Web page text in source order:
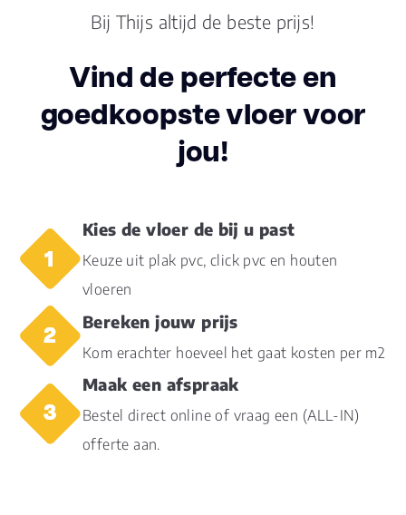
0.55
(mm)
6.0
Montage Plak PVC
Garantie 10 jaar
Bij Thijs altijd de beste prijs!
Vind de perfecte en
goedkoopste vloer voor
jou!
Kies de vloer de bij u past
Keuze uit plak pvc, click pvc en houten
vloeren
Bereken jouw prijs
Kom erachter hoeveel het gaat kosten per m2
Maak een afspraak
Bestel direct online of vraag een (ALL-IN)
offerte aan.